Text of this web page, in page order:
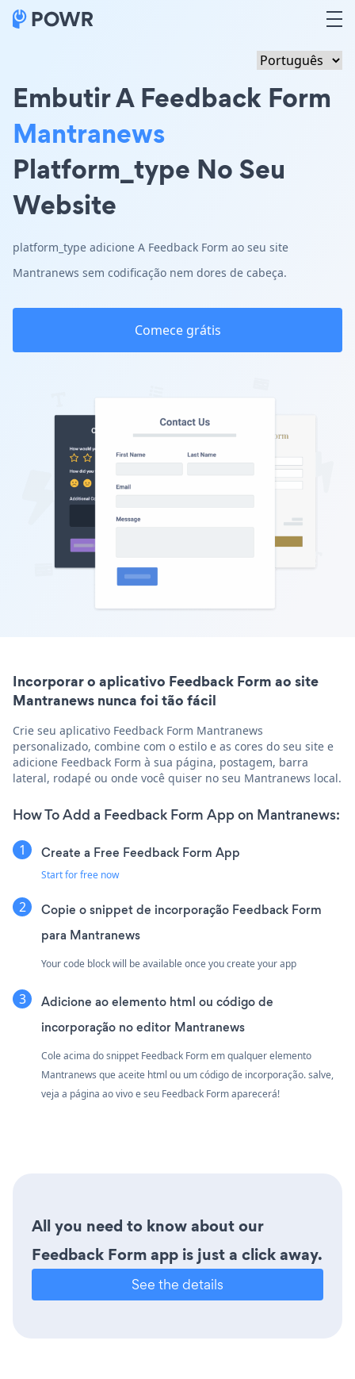
Embutir A Feedback Form
Mantranews
Platform_type No Seu
Website
platform_type adicione A Feedback Form ao seu site
Mantranews sem codificação nem dores de cabeça.
Comece grátis
Incorporar o aplicativo Feedback Form ao site
Mantranews nunca foi tão fácil
Crie seu aplicativo Feedback Form Mantranews
personalizado, combine com o estilo e as cores do seu site e
adicione Feedback Form à sua página, postagem, barra
lateral, rodapé ou onde você quiser no seu Mantranews local.
How To Add a Feedback Form App on Mantranews:
Create a Free Feedback Form App
Start for free now
Copie o snippet de incorporação Feedback Form
para Mantranews
Your code block will be available once you create your app
Adicione ao elemento html ou código de
incorporação no editor Mantranews
Cole acima do snippet Feedback Form em qualquer elemento
Mantranews que aceite html ou um código de incorporação. salve,
veja a página ao vivo e seu Feedback Form aparecerá!
All you need to know about our
Feedback Form app is just a click away.
See the details